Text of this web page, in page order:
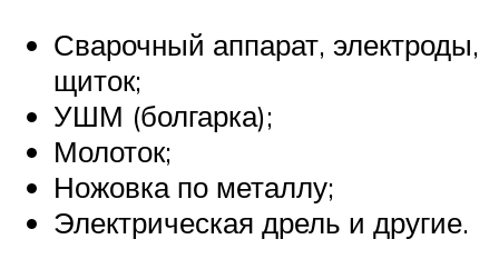
Сварочный аппарат, электроды,
щиток;
УШМ (болгарка);
Молоток;
Ножовка по металлу;
Электрическая дрель и другие.